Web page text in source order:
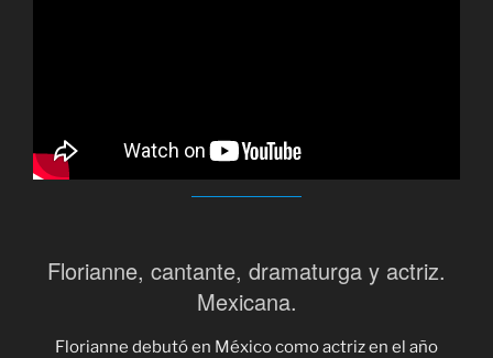
Florianne, cantante, dramaturga y actriz.
Mexicana.
Florianne debutó en México como actriz en el año